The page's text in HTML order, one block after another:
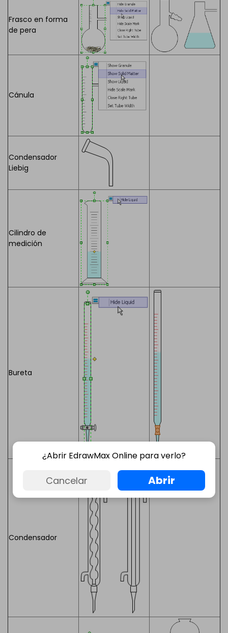
Frasco en forma
de pera
Cánula
Condensador
Liebig
Cilindro de
medición
Bureta
Condensador
¿Abrir EdrawMax Online para verlo?
Cancelar Abrir